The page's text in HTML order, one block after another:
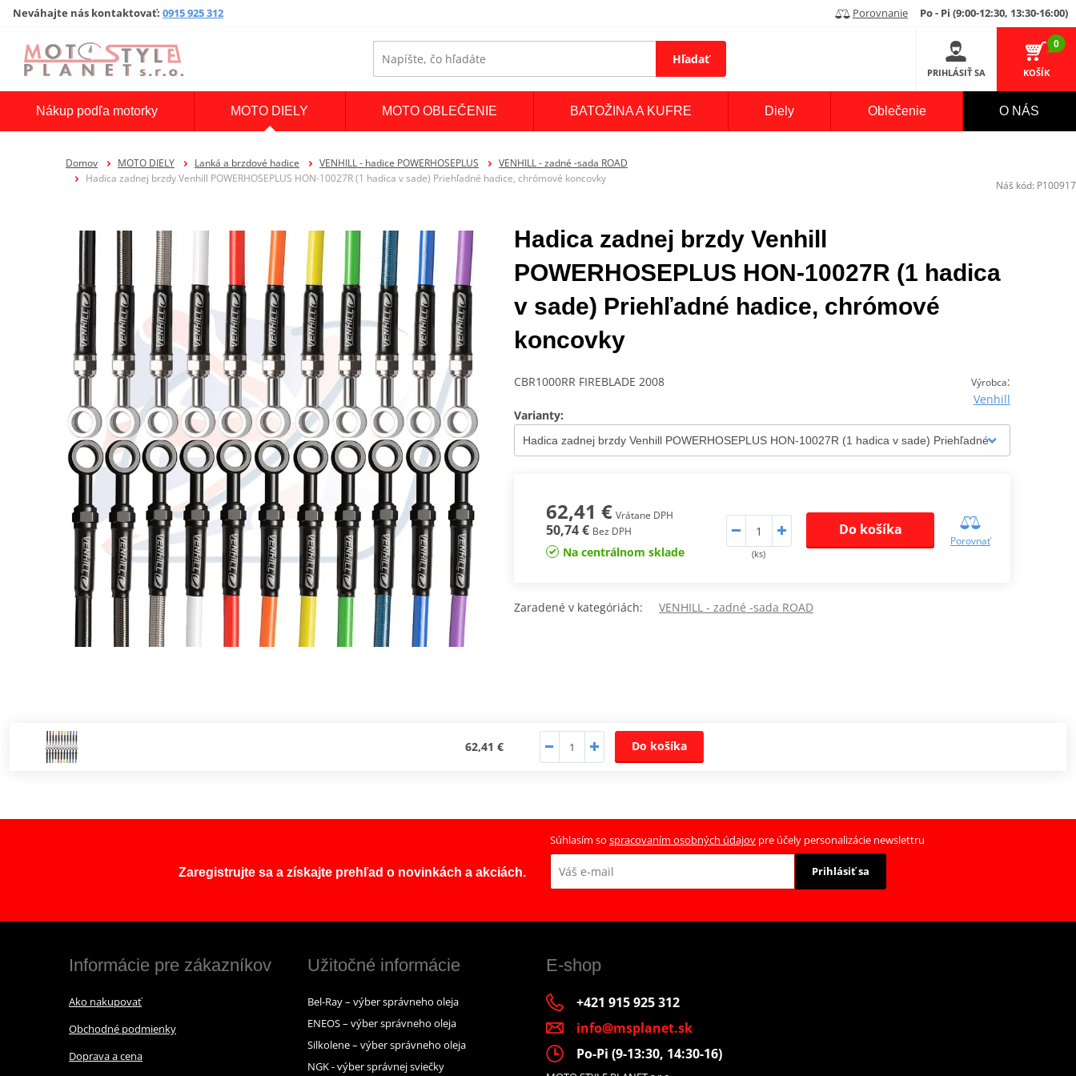
Neváhajte nás kontaktovať: 0915 925 312 Porovnanie Po - Pi (9:00-12:30, 13:30-16:00)
Hľadať
PRIHLÁSIŤ SA
0
KOŠÍK
Nákup podľa motorky MOTO DIELY MOTO OBLEČENIE BATOŽINA A KUFRE Diely Oblečenie O NÁS
Domov MOTO DIELY Lanká a brzdové hadice VENHILL - hadice POWERHOSEPLUS
VENHILL - zadné -sada ROAD
Hadica zadnej brzdy Venhill POWERHOSEPLUS HON-10027R (1 hadica v sade) Priehľadné hadice, chrómové koncovky
Hadica zadnej brzdy Venhill
POWERHOSEPLUS HON-10027R (1 hadica
v sade) Priehľadné hadice, chrómové
koncovky
Výrobca:
Venhill
CBR1000RR FIREBLADE 2008
Varianty:
62,41 € Vrátane DPH
50,74 € Bez DPH
Na centrálnom sklade (ks)
Do košíka
Porovnať
Zaradené v kategóriách: VENHILL - zadné -sada ROAD
62,41 € Do košíka
Náš kód: P100917
Zaregistrujte sa a získajte prehľad o novinkách a akciách.
Súhlasím so spracovaním osobných údajov pre účely personalizácie newslettru
Prihlásiť sa
Informácie pre zákazníkov
Ako nakupovať
Obchodné podmienky
Doprava a cena
Užitočné informácie
Bel-Ray – výber správneho oleja
ENEOS – výber správneho oleja
Silkolene – výber správneho oleja
NGK - výber správnej sviečky
E-shop
+421 915 925 312
info@msplanet.sk
Po-Pi (9-13:30, 14:30-16)